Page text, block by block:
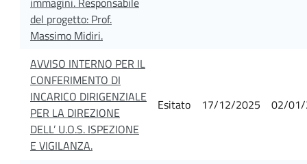
del progetto: Prof.
Massimo Midiri.
AVVISO INTERNO PER IL
CONFERIMENTO DI
INCARICO DIRIGENZIALE
PER LA DIREZIONE
DELL’ U.O.S. ISPEZIONE
E VIGILANZA.
Esitato 17/12/2025 02/